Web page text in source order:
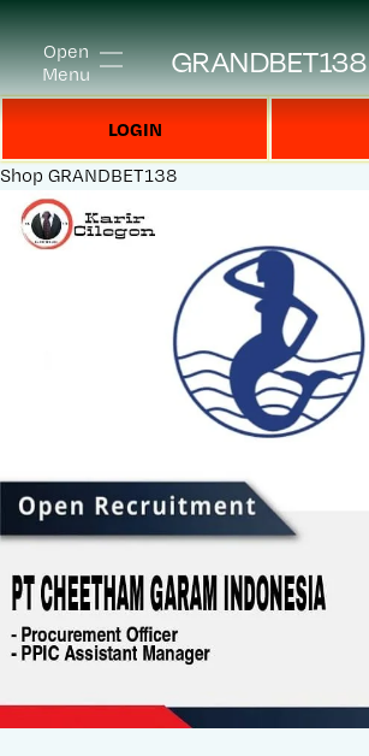
Open
Menu
GRANDBET138
LOGIN
Shop GRANDBET138